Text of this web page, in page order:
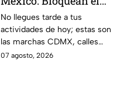
paso en Canela y Añil
por protesta
No llegues tarde a tus
actividades de hoy; estas son
las marchas CDMX, calles
cerradas y bloqueos que
07 agosto, 2026